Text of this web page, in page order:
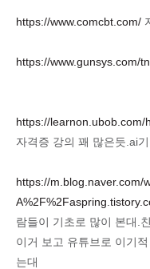
https://www.comcbt.com/
https://www.gunsys.com/
https://learnon.ubob.com/
자격증 강의 꽤 많은듯.ai
https://m.blog.naver.com/
람들이 기초로 많이 본대.
이거 보고 유튜브로 이기
는대